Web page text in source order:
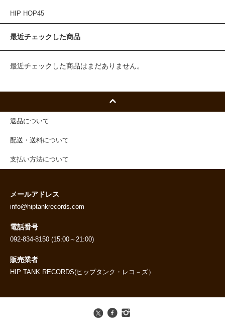
HIP HOP45
最近チェックした商品
最近チェックした商品はまだありません。
返品について
配送・送料について
支払い方法について
メールアドレス
info@hiptankrecords.com
電話番号
092-834-8150 (15:00～21:00)
販売業者
HIP TANK RECORDS(ヒップタンク・レコ－ズ）